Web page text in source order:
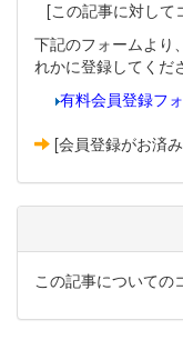
[この記事に対して
下記のフォームより
れかに登録してくだ
有料会員登録フ
[会員登録がお済
この記事についての